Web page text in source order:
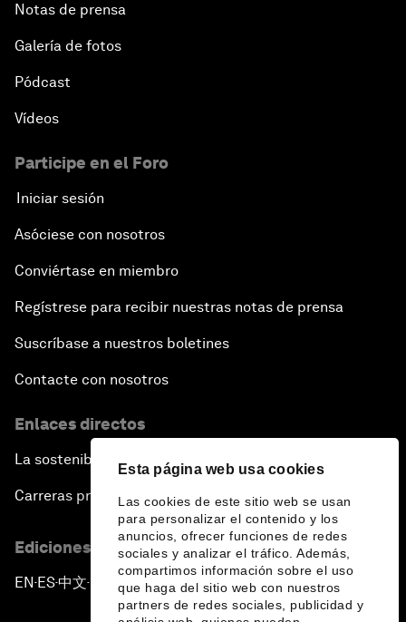
Esta página web usa cookies
Las cookies de este sitio web se usan
para personalizar el contenido y los
anuncios, ofrecer funciones de redes
sociales y analizar el tráfico. Además,
compartimos información sobre el uso
que haga del sitio web con nuestros
partners de redes sociales, publicidad y
Notas de prensa
Galería de fotos
Pódcast
Vídeos
Participe en el Foro
Iniciar sesión
Asóciese con nosotros
Conviértase en miembro
Regístrese para recibir nuestras notas de prensa
Suscríbase a nuestros boletines
Contacte con nosotros
Enlaces directos
La sostenibilidad en el Foro
Carreras profesionales
Ediciones en otros idiomas
EN ▪ ES▪中文▪ 日本語